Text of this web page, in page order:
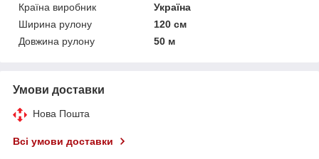
Країна виробник
Україна
Ширина рулону
120 см
Довжина рулону
50 м
Умови доставки
Нова Пошта
Всі умови доставки